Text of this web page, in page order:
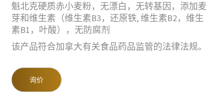
魁北克硬质赤小麦粉，无漂白，无转基因，添加麦
芽和维生素（维生素B3，还原铁, 维生素B2，维生
素B1，叶酸），无防腐剂
该产品符合加拿大有关食品药品监管的法律法规。
询价